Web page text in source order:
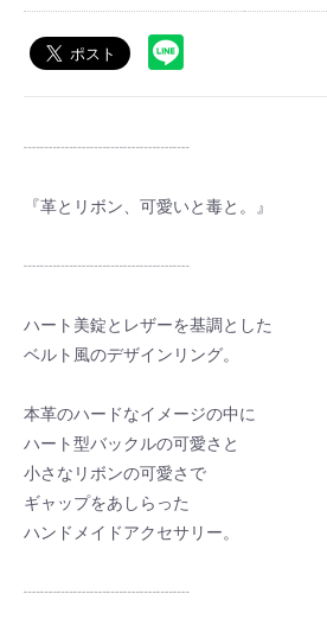
┈┈┈┈┈┈┈┈┈┈
『革とリボン、可愛いと毒と。』
┈┈┈┈┈┈┈┈┈┈
ハート美錠とレザーを基調とした
ベルト風のデザインリング。
本革のハードなイメージの中に
ハート型バックルの可愛さと
小さなリボンの可愛さで
ギャップをあしらった
ハンドメイドアクセサリー。
┈┈┈┈┈┈┈┈┈┈